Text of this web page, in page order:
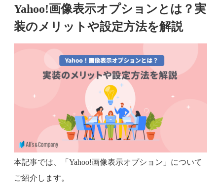
Yahoo!画像表示オプションとは？実
装のメリットや設定方法を解説
本記事では、「Yahoo!画像表示オプション」について
ご紹介します。